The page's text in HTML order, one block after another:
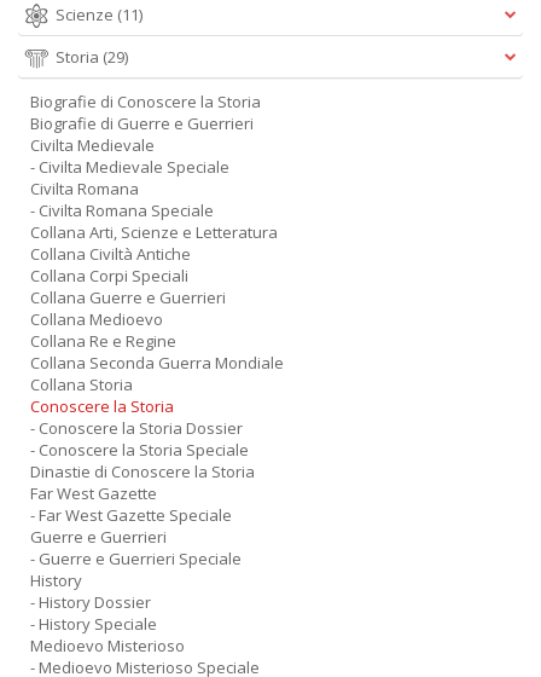
Scienze (11)
Storia (29)
Biografie di Conoscere la Storia
Biografie di Guerre e Guerrieri
Civilta Medievale
- Civilta Medievale Speciale
Civilta Romana
- Civilta Romana Speciale
Collana Arti, Scienze e Letteratura
Collana Civiltà Antiche
Collana Corpi Speciali
Collana Guerre e Guerrieri
Collana Medioevo
Collana Re e Regine
Collana Seconda Guerra Mondiale
Collana Storia
Conoscere la Storia
- Conoscere la Storia Dossier
- Conoscere la Storia Speciale
Dinastie di Conoscere la Storia
Far West Gazette
- Far West Gazette Speciale
Guerre e Guerrieri
- Guerre e Guerrieri Speciale
History
- History Dossier
- History Speciale
Medioevo Misterioso
- Medioevo Misterioso Speciale